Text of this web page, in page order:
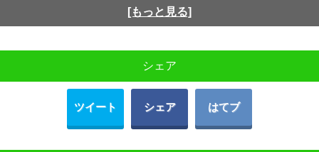
[もっと見る]
シェア
ツイート シェア はてブ